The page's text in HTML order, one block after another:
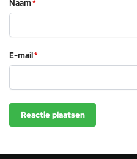
Naam*
E-mail*